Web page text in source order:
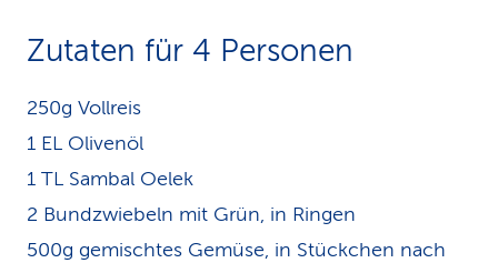
Zutaten für 4 Personen
250g Vollreis
1 EL Olivenöl
1 TL Sambal Oelek
2 Bundzwiebeln mit Grün, in Ringen
500g gemischtes Gemüse, in Stückchen nach